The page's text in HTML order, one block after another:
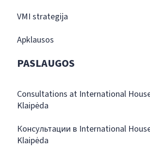
VMI strategija
Apklausos
PASLAUGOS
Consultations at International
Klaipėda
Консультации в International
Klaipėda